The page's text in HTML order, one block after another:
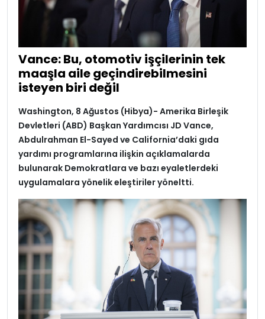
Vance: Bu, otomotiv işçilerinin tek
maaşla aile geçindirebilmesini
isteyen biri değil
Washington, 8 Ağustos (Hibya)- Amerika Birleşik
Devletleri (ABD) Başkan Yardımcısı JD Vance,
Abdulrahman El-Sayed ve California’daki gıda
yardımı programlarına ilişkin açıklamalarda
bulunarak Demokratlara ve bazı eyaletlerdeki
uygulamalara yönelik eleştiriler yöneltti.